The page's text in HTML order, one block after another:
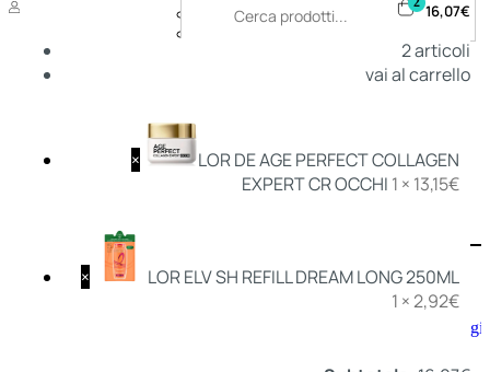
Deodoranti Donna
Bagnodoccia Uomo Profumi
DonnaUomo
Aggiungi
carrello
16,07€
2articoli
vai al carrello
×
LOR DE AGE PERFECT COLLAGEN
EXPERT CR OCCHI 1 × 13,15€
×
LOR ELV SH REFILL DREAM LONG 250ML
1 ×2,92€